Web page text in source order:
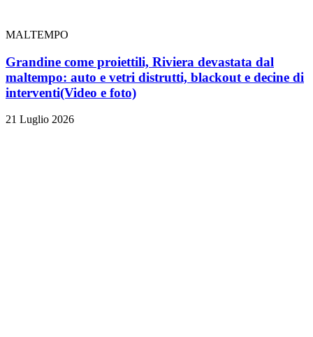
MALTEMPO
Grandine come proiettili, Riviera devastata dal
maltempo: auto e vetri distrutti, blackout e decine di
interventi(Video e foto)
21 Luglio 2026